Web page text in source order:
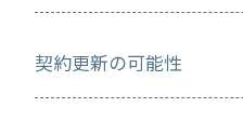
契約更新の可能性